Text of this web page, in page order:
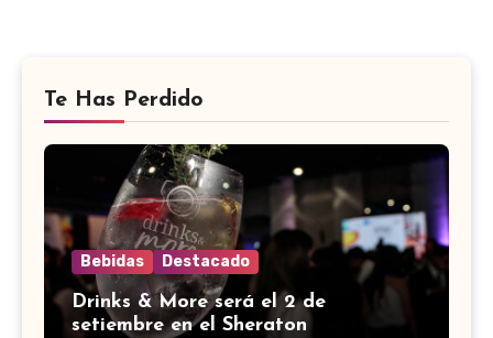
Te Has Perdido
Bebidas Destacado
Drinks & More será el 2 de
setiembre en el Sheraton